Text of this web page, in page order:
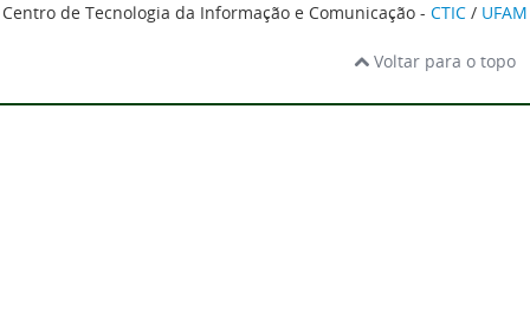
Centro de Tecnologia da Informação e Comunicação - CTIC / UFAM
Voltar para o topo